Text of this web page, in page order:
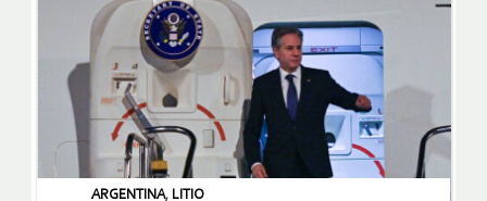
ARGENTINA, LITIO